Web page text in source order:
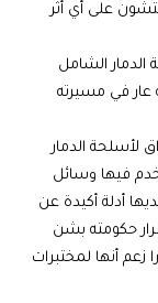
على أي أثر
الشامل
عار في مسيرته
لأسلحة الدمار
المتحدة في فبراير 2002، استخدم فيها وسائل
أدلة أكيدة عن
حكومته بشن
أنها لمختبرات